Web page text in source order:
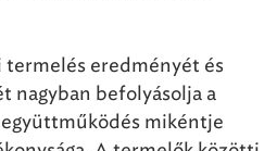
termelés eredményét és
nagyban befolyásolja a
mikéntje